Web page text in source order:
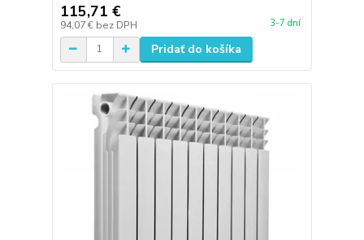
115,71 €
94,07 € bez DPH 3-7 dní
Pridať do košíka